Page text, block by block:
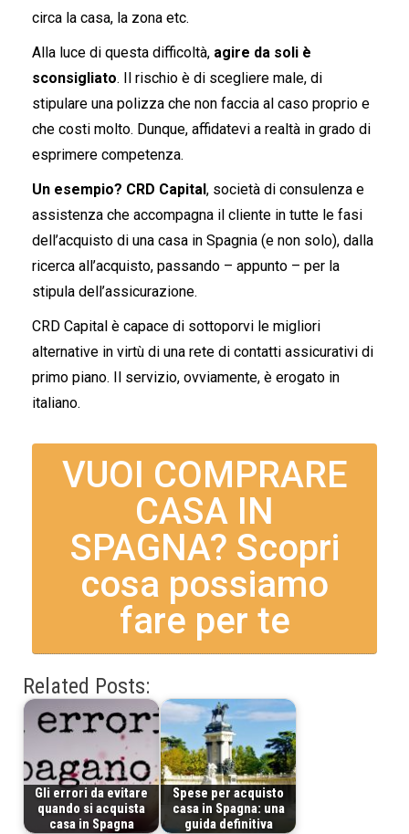
circa la casa, la zona etc.
Alla luce di questa difficoltà, agire da soli è
sconsigliato. Il rischio è di scegliere male, di
stipulare una polizza che non faccia al caso proprio e
che costi molto. Dunque, affidatevi a realtà in grado di
esprimere competenza.
Un esempio? CRD Capital, società di consulenza e
assistenza che accompagna il cliente in tutte le fasi
dell’acquisto di una casa in Spagnia (e non solo), dalla
ricerca all’acquisto, passando – appunto – per la
stipula dell’assicurazione.
CRD Capital è capace di sottoporvi le migliori
alternative in virtù di una rete di contatti assicurativi di
primo piano. Il servizio, ovviamente, è erogato in
italiano.
VUOI COMPRARE
CASA IN
SPAGNA? Scopri
cosa possiamo
fare per te
Related Posts:
Gli errori da evitare
quando si acquista
casa in Spagna
Spese per acquisto
casa in Spagna: una
guida definitiva